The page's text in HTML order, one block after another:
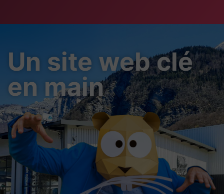
Un site web clé
en main